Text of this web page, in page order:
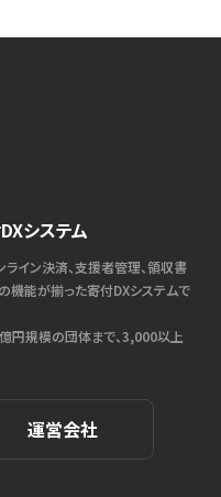
システム
ライン決済、支援者管理、領収書
機能が揃った寄付DXシステムで
円規模の団体まで、3,000以上
運営会社